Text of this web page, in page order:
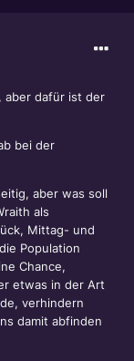
aber dafür ist der
bei der
aber was soll
als
Mittag- und
Population
Chance,
etwas in der Art
verhindern
damit abfinden